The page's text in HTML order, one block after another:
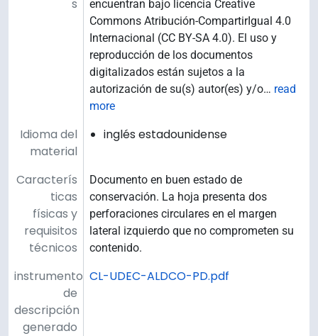
s
encuentran bajo licencia Creative
Commons Atribución-CompartirIgual 4.0
Internacional (CC BY-SA 4.0). El uso y
reproducción de los documentos
digitalizados están sujetos a la
autorización de su(s) autor(es) y/o… read
more
Idioma del
material
inglés estadounidense
Caracterís
ticas
físicas y
requisitos
técnicos
Documento en buen estado de
conservación. La hoja presenta dos
perforaciones circulares en el margen
lateral izquierdo que no comprometen su
contenido.
instrumento
de
descripción
generado
CL-UDEC-ALDCO-PD.pdf